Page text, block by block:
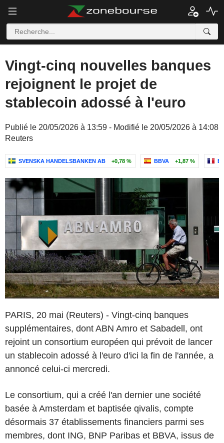
Vingt-cinq nouvelles banques
rejoignent le projet de
stablecoin adossé à l'euro
Publié le 20/05/2026 à 13:59 - Modifié le 20/05/2026 à 14:08
Reuters
SVENSKA HANDELSBANKEN AB +0,78 % BBVA +1,87 %
PARIS, 20 mai (Reuters) - Vingt-cinq banques
supplémentaires, dont ABN Amro et Sabadell, ont
rejoint un consortium européen qui prévoit de lancer
un stablecoin adossé à l'euro d'ici la fin de l'année, a
annoncé celui-ci mercredi.
Le consortium, qui a créé l'an dernier une société
basée à Amsterdam et baptisée qivalis, compte
désormais 37 établissements financiers parmi ses
membres, dont ING, BNP Paribas et BBVA, issus de